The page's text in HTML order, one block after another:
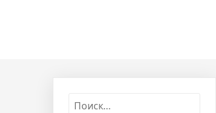
Найти: